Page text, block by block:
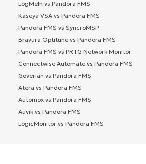
LogMeIn vs Pandora FMS
Kaseya VSA vs Pandora FMS
Pandora FMS vs SyncroMSP
Bravura Optitune vs Pandora FMS
Pandora FMS vs PRTG Network Monitor
Connectwise Automate vs Pandora FMS
Goverlan vs Pandora FMS
Atera vs Pandora FMS
Automox vs Pandora FMS
Auvik vs Pandora FMS
LogicMonitor vs Pandora FMS